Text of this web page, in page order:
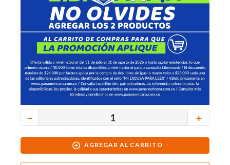
＋
－
AGREGAR AL CARRITO